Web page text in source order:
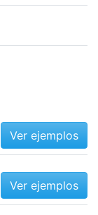
Ver ejemplos
Ver ejemplos